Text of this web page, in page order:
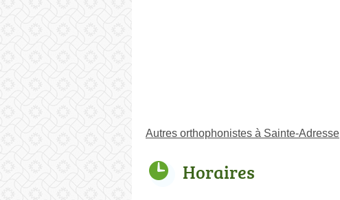
Autres orthophonistes à Sainte-Adresse
Horaires